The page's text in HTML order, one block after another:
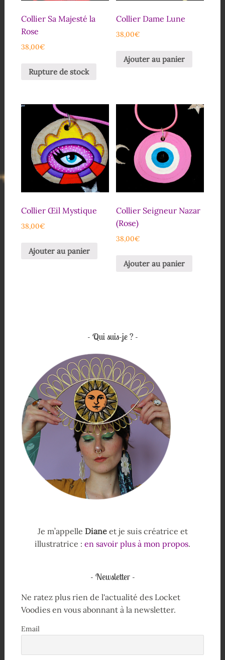
Collier Sa Majesté la
Rose
38,00€
Rupture de stock
Collier Dame Lune
38,00€
Ajouter au panier
Collier Œil Mystique
38,00€
Ajouter au panier
Collier Seigneur Nazar
(Rose)
38,00€
Ajouter au panier
Qui suis-je ?
Je m’appelle Dianeet je suis créatrice et
illustratrice : en savoir plus à mon propos.
Newsletter
Ne ratez plus rien de l'actualité des Locket
Voodies en vous abonnant à la newsletter.
Email